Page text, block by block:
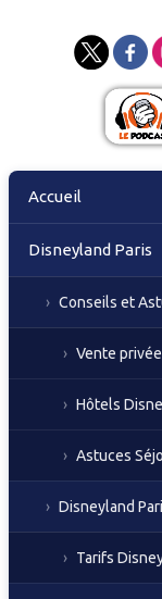
Skip
Accueil
Disneyland Paris
Conseils et
Vente
Hôtels
Astuces
Disneyland
Tarifs